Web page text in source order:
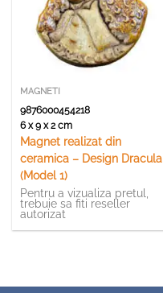
MAGNETI
9876000454218
6 x 9 x 2 cm
Magnet realizat din
ceramica – Design Dracula
(Model 1)
Pentru a vizualiza pretul,
trebuie sa fiti reseller
autorizat